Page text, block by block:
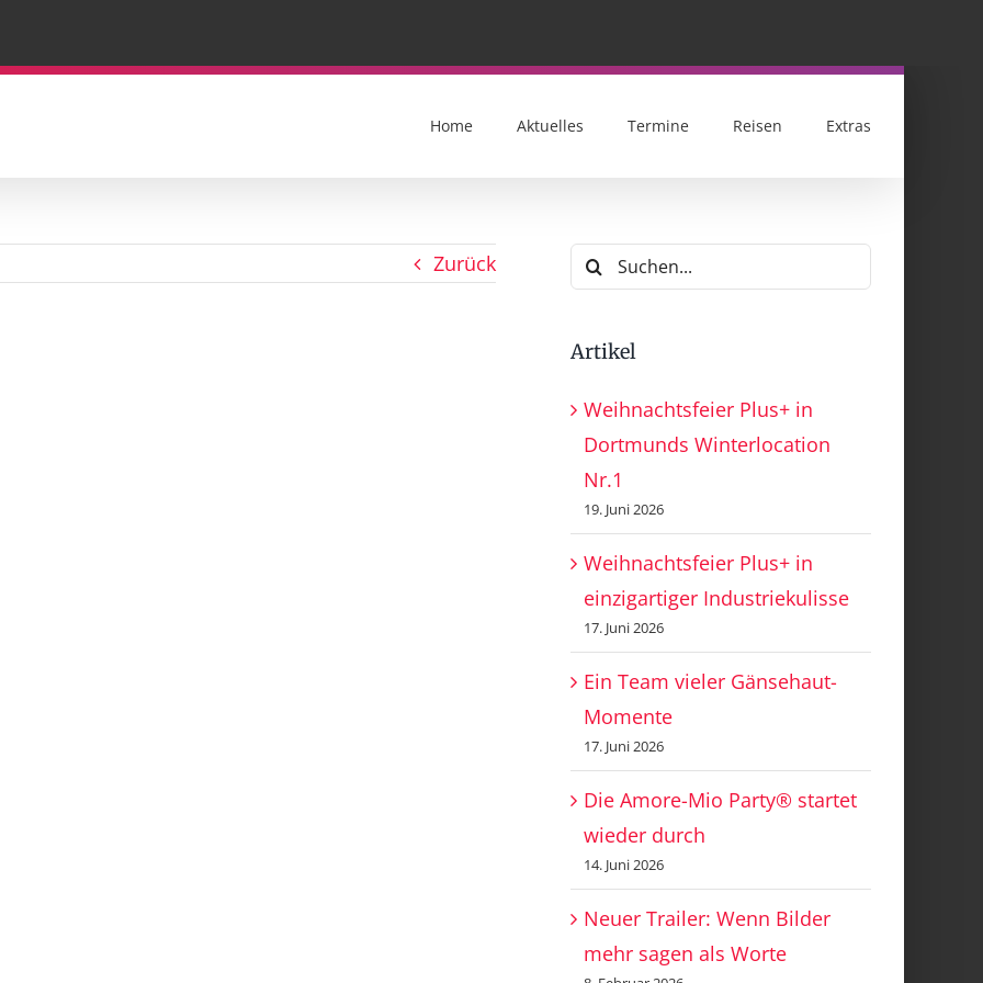
Home Aktuelles Termine Reisen Extras
Zurück
Suche
nach:
Artikel
Weihnachtsfeier Plus+ in
Dortmunds Winterlocation
Nr.1
19. Juni 2026
Weihnachtsfeier Plus+ in
einzigartiger Industriekulisse
17. Juni 2026
Ein Team vieler Gänsehaut-
Momente
17. Juni 2026
Die Amore-Mio Party® startet
wieder durch
14. Juni 2026
Neuer Trailer: Wenn Bilder
mehr sagen als Worte